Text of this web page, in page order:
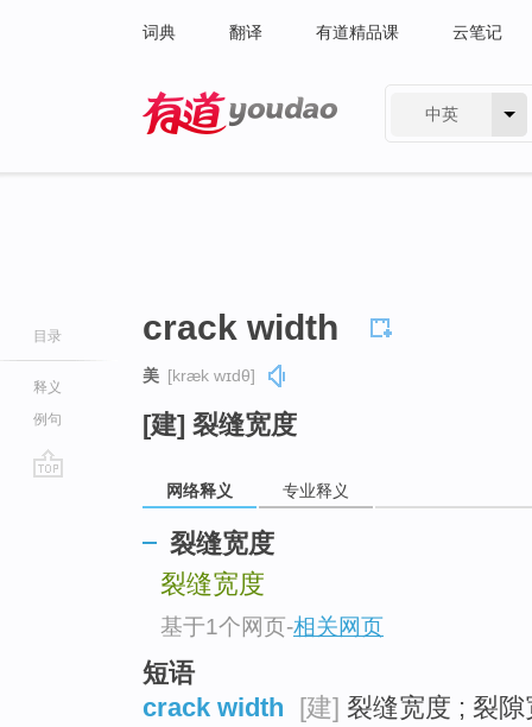
词典 翻译 有道精品课 云笔记
中英
目录
释义
例句
crack width
美 [kræk wɪdθ]
[建] 裂缝宽度
网络释义 专业释义
裂缝宽度
裂缝宽度
基于1个网页-相关网页
短语
crack width [建] 裂缝宽度 ; 裂隙